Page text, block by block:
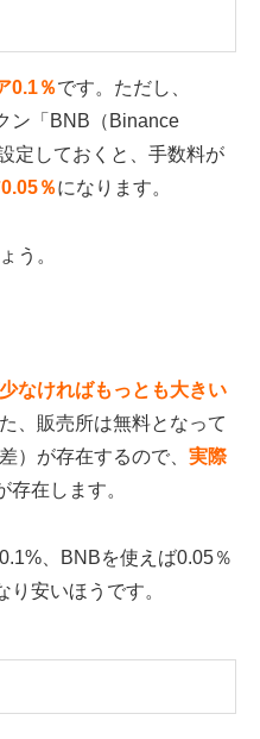
0.1％です。ただし、
ン「BNB（Binance
定しておくと、手数料が
％になります。
う。
なければもっとも大きい
、販売所は無料となって
）が存在するので、 実際
存在します。
、BNBを使えば0.05％
安いほうです。